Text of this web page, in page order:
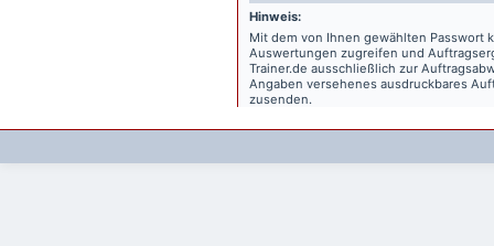
Hinweis:
Mit dem von Ihnen gewählten Passwort
Auswertungen zugreifen und
Trainer.de ausschließlich zur
Angaben versehenes ausdruckbares
zusenden.